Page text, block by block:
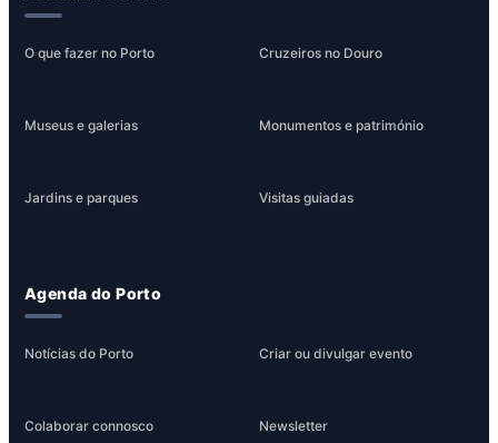
O que fazer no Porto Cruzeiros no Douro
Museus e galerias Monumentos e património
Jardins e parques Visitas guiadas
Agenda do Porto
Notícias do Porto Criar ou divulgar evento
Colaborar connosco Newsletter